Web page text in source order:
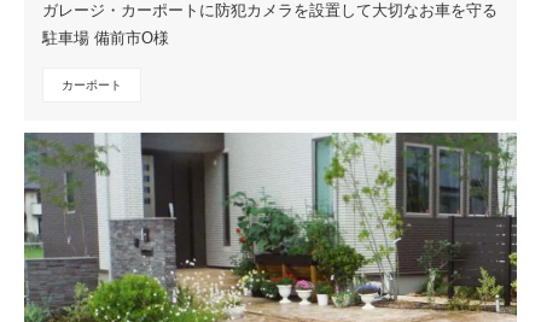
ガレージ・カーポートに防犯カメラを設置して大切なお車を守る
駐車場 備前市O様
カーポート